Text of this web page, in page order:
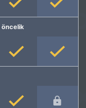
öncelik